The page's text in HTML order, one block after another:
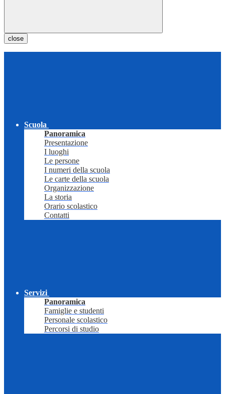
close
Scuola
Panoramica
Presentazione
I luoghi
Le persone
I numeri della scuola
Le carte della scuola
Organizzazione
La storia
Orario scolastico
Contatti
Servizi
Panoramica
Famiglie e studenti
Personale scolastico
Percorsi di studio